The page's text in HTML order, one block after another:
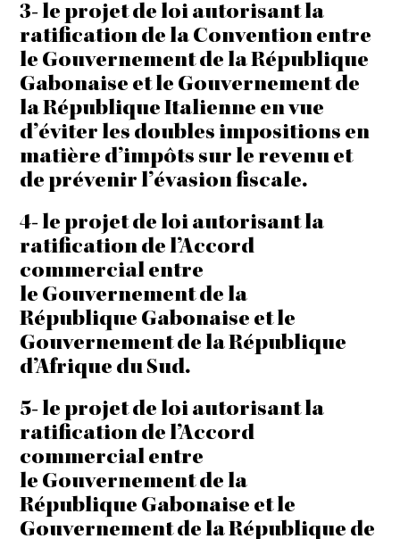
3- le projet de loi autorisant la
ratification de la Convention entre
le Gouvernement de la République
Gabonaise et le Gouvernement de
la République Italienne en vue
d’éviter les doubles impositions en
matière d’impôts sur le revenu et
de prévenir l’évasion fiscale.
4- le projet de loi autorisant la
ratification de l’Accord
commercial entre
le Gouvernement de la
République Gabonaise et le
Gouvernement de la République
d’Afrique du Sud.
5- le projet de loi autorisant la
ratification de l’Accord
commercial entre
le Gouvernement de la
République Gabonaise et le
Gouvernement de la République de